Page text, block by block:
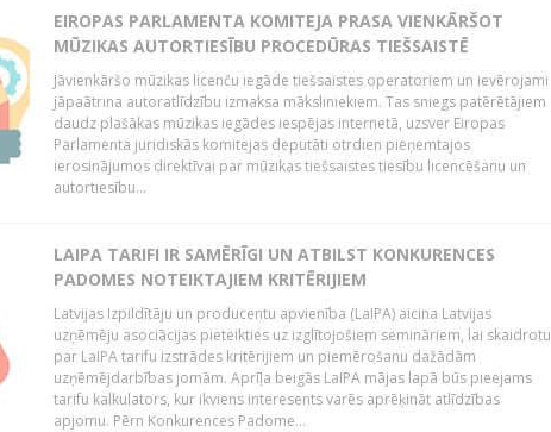
EIROPAS PARLAMENTA KOMITEJA PRASA VIENKĀRŠOT
MŪZIKAS AUTORTIESĪBU PROCEDŪRAS TIEŠSAISTĒ
Jāvienkāršo mūzikas licenču iegāde tiešsaistes operatoriem un ievērojami
jāpaātrina autoratlīdzību izmaksa māksliniekiem. Tas sniegs patērētājiem
daudz plašākas mūzikas iegādes iespējas internetā, uzsver Eiropas
Parlamenta juridiskās komitejas deputāti otrdien pieņemtajos
ierosinājumos direktīvai par mūzikas tiešsaistes tiesību licencēšanu un
autortiesību...
LAIPA TARIFI IR SAMĒRĪGI UN ATBILST KONKURENCES
PADOMES NOTEIKTAJIEM KRITĒRIJIEM
Latvijas Izpildītāju un producentu apvienība (LaIPA) aicina Latvijas
uzņēmēju asociācijas pieteikties uz izglītojošiem semināriem, lai skaidrotu
par LaIPA tarifu izstrādes kritērijiem un piemērošanu dažādām
uzņēmējdarbības jomām. Aprīļa beigās LaIPA mājas lapā būs pieejams
tarifu kalkulators, kur ikviens interesents varēs aprēķināt atlīdzības
apjomu. Pērn Konkurences Padome...